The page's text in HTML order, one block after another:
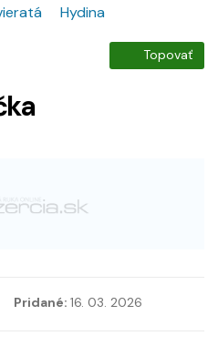
Hydina
Topovať
Pridané: 16. 03. 2026